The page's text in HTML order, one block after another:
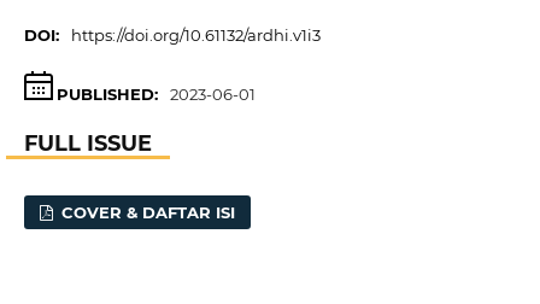
DOI: https://doi.org/10.61132/ardhi.v1i3
PUBLISHED: 2023-06-01
FULL ISSUE
COVER & DAFTAR ISI